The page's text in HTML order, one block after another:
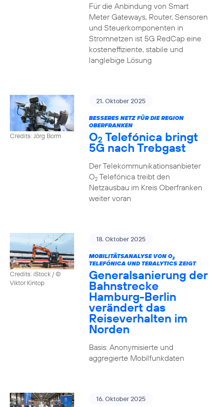
Für die Anbindung von Smart
Meter Gateways, Router, Sensoren
und Steuerkomponenten in
Stromnetzen ist 5G RedCap eine
kosteneffiziente, stabile und
langlebige Lösung
Credits: Jörg Borm
21. Oktober 2025
BESSERES NETZ FÜR DIE REGION
OBERFRANKEN
O2 Telefónica bringt
5G nach Trebgast
Der Telekommunikationsanbieter
O2Telefónica treibt den
Netzausbau im Kreis Oberfranken
weiter voran
Credits: iStock / ©
Viktor Kintop
18. Oktober 2025
MOBILITÄTSANALYSE VON O2
TELEFÓNICA UND TERALYTICS ZEIGT
Generalsanierung der
Bahnstrecke
Hamburg-Berlin
verändert das
Reiseverhalten im
Norden
Basis: Anonymisierte und
aggregierte Mobilfunkdaten
16. Oktober 2025